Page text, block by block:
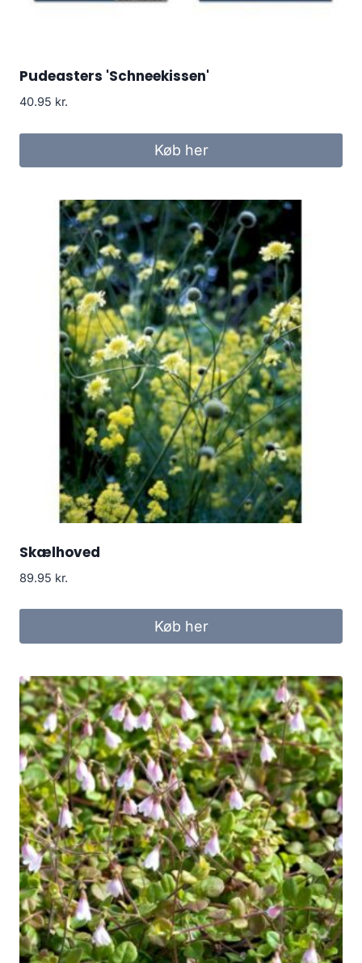
Pudeasters 'Schneekissen'
40.95 kr.
Køb her
Skælhoved
89.95 kr.
Køb her